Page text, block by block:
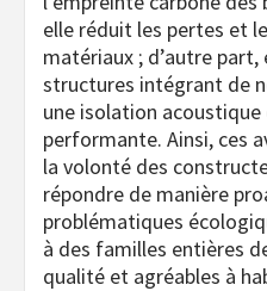
elle réduit les pertes et
matériaux ; d’autre part,
structures intégrant de
une isolation
performante. Ainsi, ces
la volonté des
répondre de manière
problématiques
à des familles entières
qualité et agréables à